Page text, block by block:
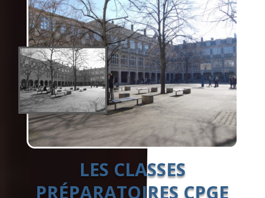
LES CLASSES
PRÉPARATOIRES CPGE